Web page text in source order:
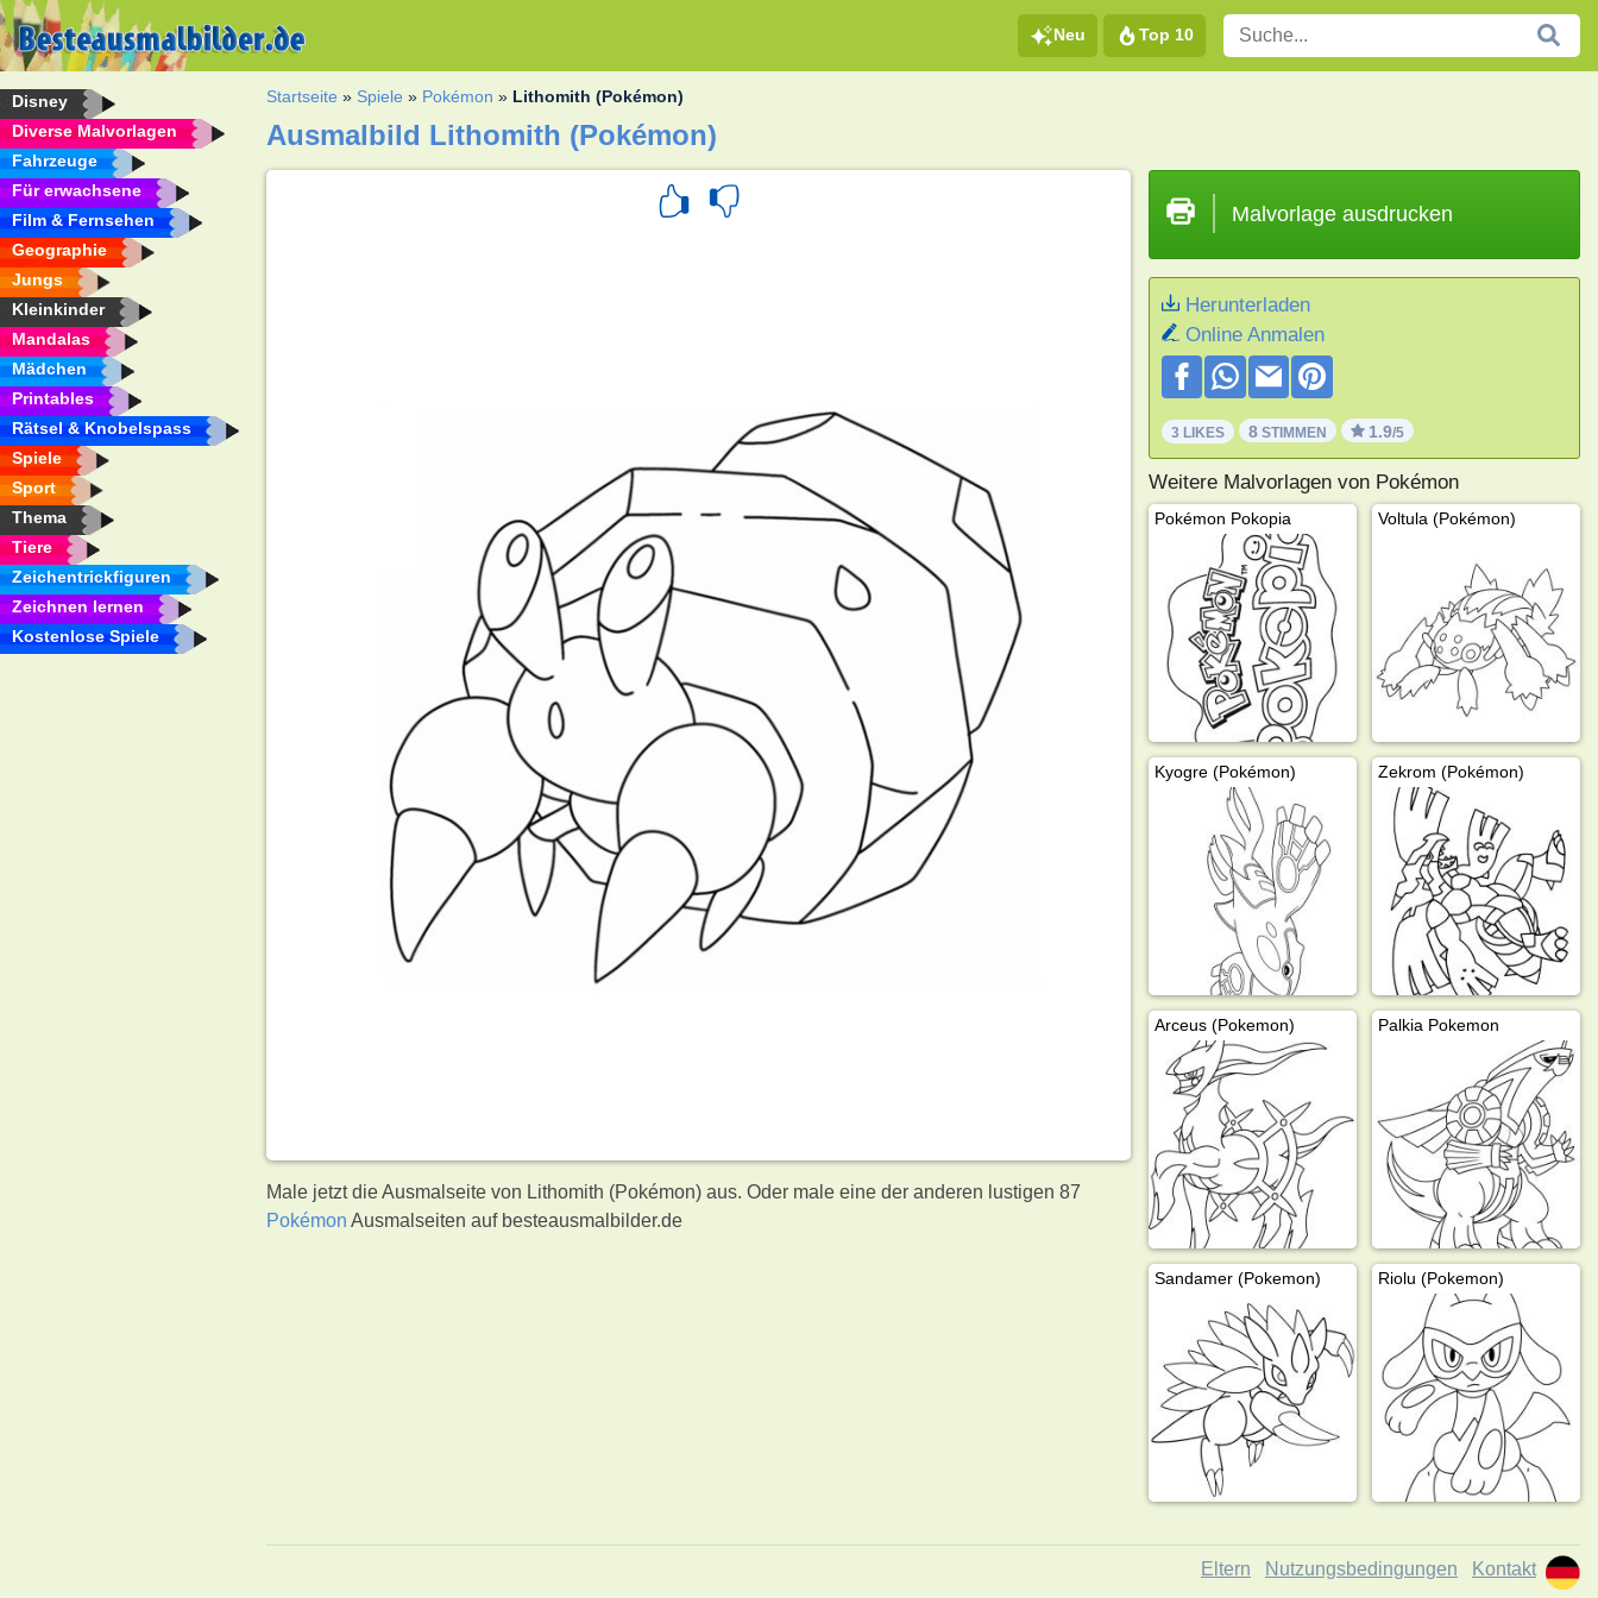
Neu Top 10
Disney
Diverse Malvorlagen
Fahrzeuge
Für erwachsene
Film & Fernsehen
Geographie
Jungs
Kleinkinder
Mandalas
Mädchen
Printables
Rätsel & Knobelspass
Spiele
Sport
Thema
Tiere
Zeichentrickfiguren
Zeichnen lernen
Kostenlose Spiele
Startseite » Spiele » Pokémon » Lithomith (Pokémon)
Ausmalbild Lithomith (Pokémon)
Male jetzt die Ausmalseite von Lithomith (Pokémon) aus. Oder male eine der anderen lustigen 87
Pokémon Ausmalseiten auf besteausmalbilder.de
Malvorlage ausdrucken
Herunterladen
Online Anmalen
3 LIKES 8STIMMEN 1.9/5
Weitere Malvorlagen von Pokémon
Pokémon Pokopia Voltula (Pokémon)
Kyogre (Pokémon) Zekrom (Pokémon)
Arceus (Pokemon) Palkia Pokemon
Sandamer (Pokemon) Riolu (Pokemon)
Eltern Nutzungsbedingungen Kontakt